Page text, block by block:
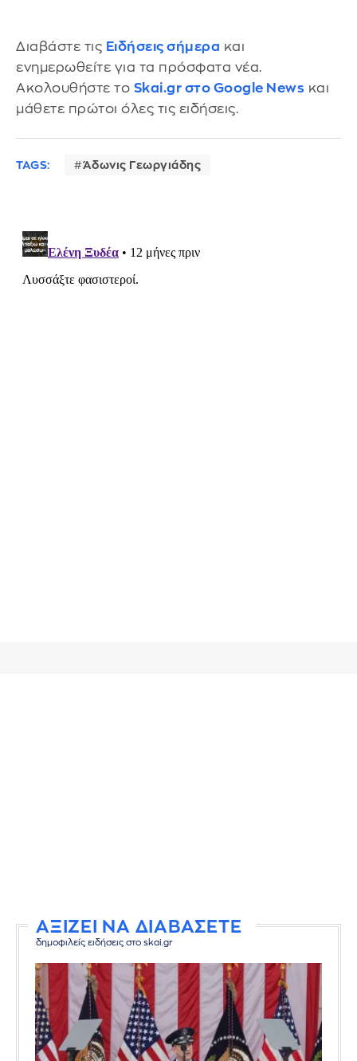
Διαβάστε τις Ειδήσεις σήμερα και
ενημερωθείτε για τα πρόσφατα νέα.
Ακολουθήστε το Skai.gr στο Google News και
μάθετε πρώτοι όλες τις ειδήσεις.
TAGS: Άδωνις Γεωργιάδης
ΑΞΙΖΕΙ ΝΑ ΔΙΑΒΑΣΕΤΕ
δημοφιλείς ειδήσεις στο skai.gr